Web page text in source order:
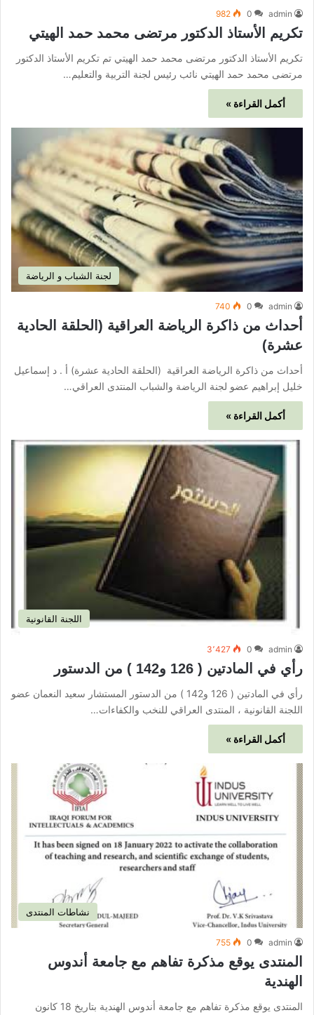
admin
0
982
تكريم الأستاذ الدكتور مرتضى محمد حمد الهيتي
تكريم الأستاذ الدكتور مرتضى محمد حمد الهيتي تم تكريم الأستاذ الدكتور
مرتضى محمد حمد الهيتي نائب رئيس لجنة التربية والتعليم…
أكمل القراءة »
لجنة الشباب و الرياضة
admin
0
740
أحداث من ذاكرة الرياضة العراقية (الحلقة الحادية
عشرة)
أحداث من ذاكرة الرياضة العراقية (الحلقة الحادية عشرة) أ . د إسماعيل
خليل إبراهيم عضو لجنة الرياضة والشباب المنتدى العراقي…
أكمل القراءة »
اللجنة القانونية
admin
0 3٬427
رأي في المادتين ( 126 و142 ) من الدستور
رأي في المادتين ( 126 و142 ) من الدستور المستشار سعيد النعمان عضو
اللجنة القانونية ، المنتدى العراقي للنخب والكفاءات…
أكمل القراءة »
نشاطات المنتدى
admin
0
755
المنتدى يوقع مذكرة تفاهم مع جامعة أندوس
الهندية
المنتدى يوقع مذكرة تفاهم مع جامعة أندوس الهندية بتاريخ 18 كانون